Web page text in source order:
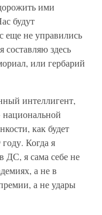
ими
будут
еще не управились
здесь
или гербарий
интеллигент,
национальной
как будет
Когда я
ДС, я сама себе не
а не в
а не удары